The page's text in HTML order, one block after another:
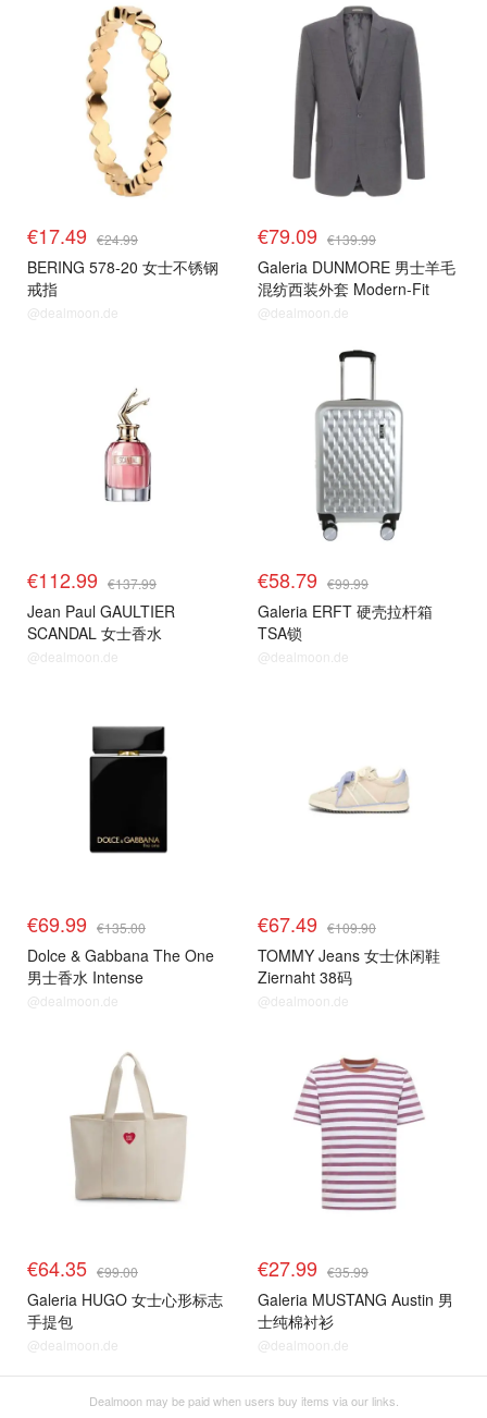
€17.49 €24.99
BERING 578-20 女士不锈钢
戒指
@dealmoon.de
€79.09 €139.99
Galeria DUNMORE 男士羊毛
混纺西装外套 Modern-Fit
@dealmoon.de
€112.99 €137.99
Jean Paul GAULTIER
SCANDAL 女士香水
@dealmoon.de
€58.79 €99.99
Galeria ERFT 硬壳拉杆箱
TSA锁
@dealmoon.de
€69.99 €135.00
Dolce & Gabbana The One
男士香水 Intense
@dealmoon.de
€67.49 €109.90
TOMMY Jeans 女士休闲鞋
Ziernaht 38码
@dealmoon.de
€64.35 €99.00
Galeria HUGO 女士心形标志
手提包
@dealmoon.de
€27.99 €35.99
Galeria MUSTANG Austin 男
士纯棉衬衫
@dealmoon.de
Dealmoon may be paid when users buy items via our links.